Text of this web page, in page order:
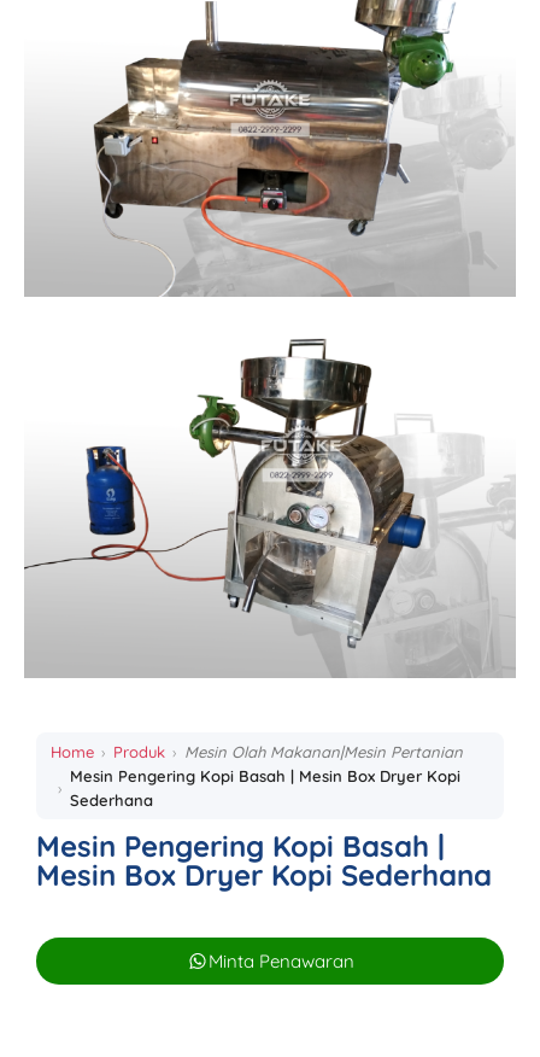
Home Produk
Mesin Olah Makanan|Mesin Pertanian
Mesin Pengering Kopi Basah | Mesin Box Dryer Kopi
Sederhana
Mesin Pengering Kopi Basah |
Mesin Box Dryer Kopi Sederhana
Minta Penawaran